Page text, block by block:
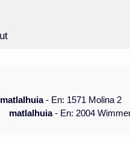
matlalhuia- En: 1571 Molina 2
matlalhuia- En: 2004